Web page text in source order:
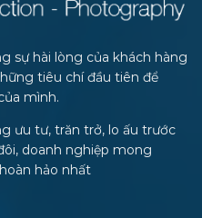
sự hài lòng của khách hàng
tiêu chí đầu tiên để
mình.
ưu tư, trăn trở, lo ấu trước
doanh nghiệp mong
hảo nhất